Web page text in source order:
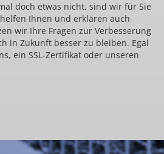
doch etwas nicht, sind wir für Sie
Ihnen und erklären auch
wir Ihre Fragen zur Verbesserung
in Zukunft besser zu bleiben. Egal
ein SSL-Zertifikat oder unseren